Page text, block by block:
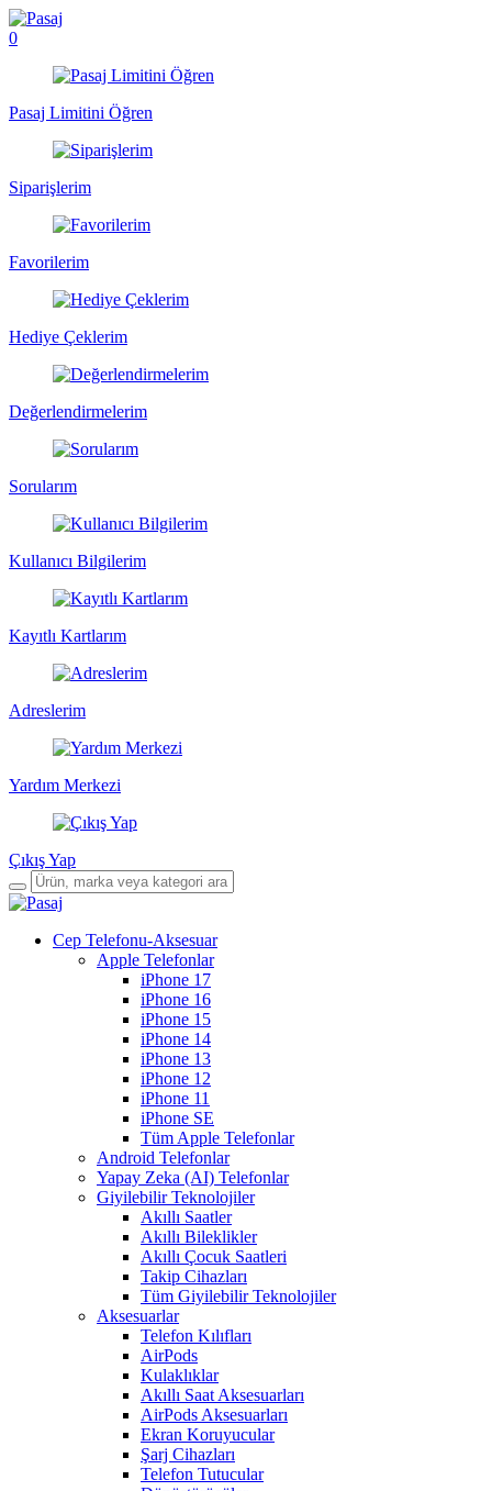
0
Pasaj Limitini Öğren
Siparişlerim
Favorilerim
Hediye Çeklerim
Değerlendirmelerim
Sorularım
Kullanıcı Bilgilerim
Kayıtlı Kartlarım
Adreslerim
Yardım Merkezi
Çıkış Yap
Cep Telefonu-Aksesuar
Apple Telefonlar
iPhone 17
iPhone 16
iPhone 15
iPhone 14
iPhone 13
iPhone 12
iPhone 11
iPhone SE
Tüm Apple Telefonlar
Android Telefonlar
Yapay Zeka (AI) Telefonlar
Giyilebilir Teknolojiler
Akıllı Saatler
Akıllı Bileklikler
Akıllı Çocuk Saatleri
Takip Cihazları
Tüm Giyilebilir Teknolojiler
Aksesuarlar
Telefon Kılıfları
AirPods
Kulaklıklar
Akıllı Saat Aksesuarları
AirPods Aksesuarları
Ekran Koruyucular
Şarj Cihazları
Telefon Tutucular